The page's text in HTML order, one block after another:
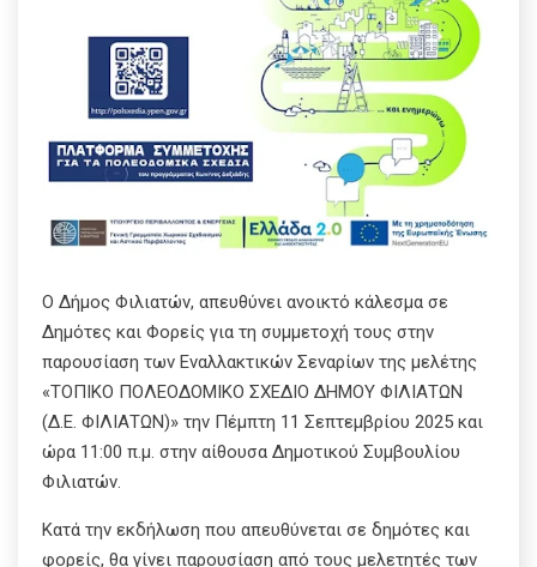
Ο Δήμος Φιλιατών, απευθύνει ανοικτό κάλεσμα σε
Δημότες και Φορείς για τη συμμετοχή τους στην
παρουσίαση των Εναλλακτικών Σεναρίων της μελέτης
«ΤΟΠΙΚΟ ΠΟΛΕΟΔΟΜΙΚΟ ΣΧΕΔΙΟ ΔΗΜΟΥ ΦΙΛΙΑΤΩΝ
(Δ.Ε. ΦΙΛΙΑΤΩΝ)» την Πέμπτη 11 Σεπτεμβρίου 2025 και
ώρα 11:00 π.μ. στην αίθουσα Δημοτικού Συμβουλίου
Φιλιατών.
Κατά την εκδήλωση που απευθύνεται σε δημότες και
φορείς, θα γίνει παρουσίαση από τους μελετητές των